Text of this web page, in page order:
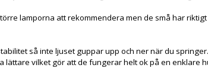
lamporna att rekommendera men de små har
så inte ljuset guppar upp och ner när du
vilket gör att de fungerar helt ok på en enklare